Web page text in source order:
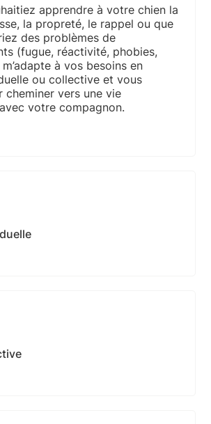
apprendre à votre chien la
la propreté, le rappel ou que
des problèmes de
(fugue, réactivité, phobies,
à vos besoins en
ou collective et vous
cheminer vers une vie
votre compagnon.